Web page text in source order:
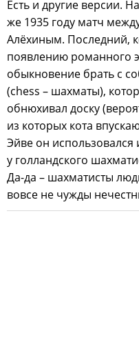
Есть и другие версии.
же 1935 году матч
Алёхиным. Последний,
появлению романного
обыкновение брать с
(chess – шахматы),
обнюхивал доску
из которых кота
Эйве он использовался
у голландского
Да-да – шахматисты
вовсе не чужды